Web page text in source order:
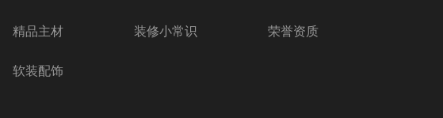
精品主材
软装配饰
装修小常识 荣誉资质